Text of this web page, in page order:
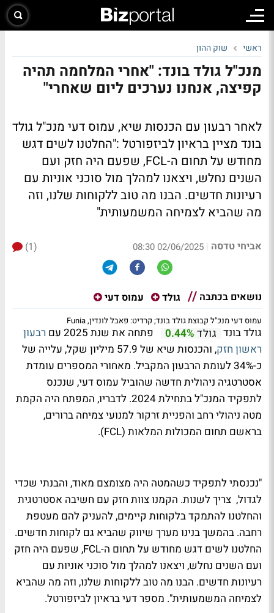
ראשי שוק ההון
מנכ"ל גולד בונד: "אחרי המלחמה תהיה
קפיצה, אנחנו נערכים ליום שאחרי"
לאחר רבעון עם הכנסות שיא, עמוס דעי מנכ"ל גולד
בונד מציין בראיון לביזפורטל :"החלטנו לשים דגש
מחודש על תחום ה-FCL, שפעם היה חזק ועם
השנים נחלש, ויצאנו למהלך מול סוכני אוניות עם
רעיונות חדשים. הבנו מה טוב ללקוחות שלנו, וזה
מה שהביא לצמיחה המשמעותית"
אביחי טדסה |
02/06/2025 08:30
(1)
נושאים בכתבה גולד עמוס דעי
עמוס דעי מנכ"ל קבוצת גולד בונד; קרדיט: פאבל לונדין, Funia
גולד בונד גולד 0.44% פתחה את שנת 2025 עם
רבעון
ראשון חזק
, והכנסות שיא של 57.9 מיליון שקל, עלייה של
כ-34% לעומת הרבעון המקביל. מאחורי המספרים עומדת
אסטרטגיה ניהולית חדשה שהוביל עמוס דעי, שנכנס
לתפקיד המנכ"ל בתחילת 2024. לדבריו, המפתח היה הקמת
מטה ניהולי רחב והפניית זרקור למנועי צמיחה ברורים,
בראשם תחום המכולות המלאות (FCL).
"נכנסתי לתפקיד כשהמטה היה מצומצם מאוד, והבנתי שכדי
לגדול, צריך לשנות. הקמנו צוות חזק עם חשיבה אסטרטגית
והחלטנו להתמקד בלקוחות קיימים, להעניק להם מעטפת
רחבה. בהמשך בנינו מערך שיווק שהביא גם לקוחות חדשים.
החלטנו לשים דגש מחודש על תחום ה-FCL, שפעם היה חזק
ועם השנים נחלש, ויצאנו למהלך מול סוכני אוניות עם
רעיונות חדשים. הבנו מה טוב ללקוחות שלנו, וזה מה שהביא
לצמיחה המשמעותית". מספר דעי בראיון לביזפורטל.